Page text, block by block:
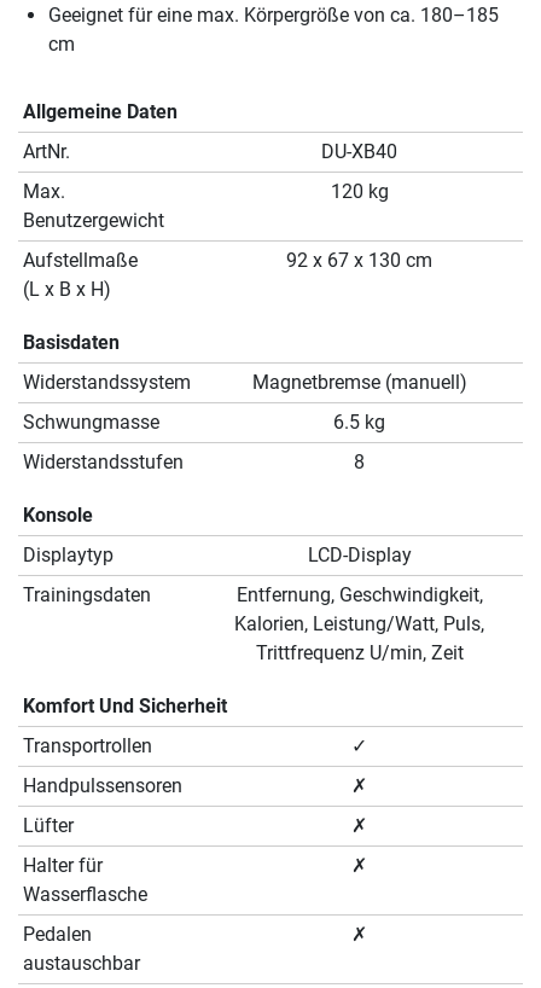
Geeignet für eine max. Körpergröße von ca. 180–185
cm
Allgemeine Daten
ArtNr.
DU-XB40
Max.
Benutzergewicht
120 kg
Aufstellmaße
(L x B x H)
92 x 67 x 130 cm
Basisdaten
Widerstandssystem
Magnetbremse (manuell)
Schwungmasse
6.5 kg
Widerstandsstufen
8
Konsole
Displaytyp
LCD-Display
Trainingsdaten
Entfernung, Geschwindigkeit,
Kalorien, Leistung/Watt, Puls,
Trittfrequenz U/min, Zeit
Komfort Und Sicherheit
Transportrollen
✓
Handpulssensoren
✗
Lüfter
✗
Halter für
Wasserflasche
✗
Pedalen
austauschbar
✗